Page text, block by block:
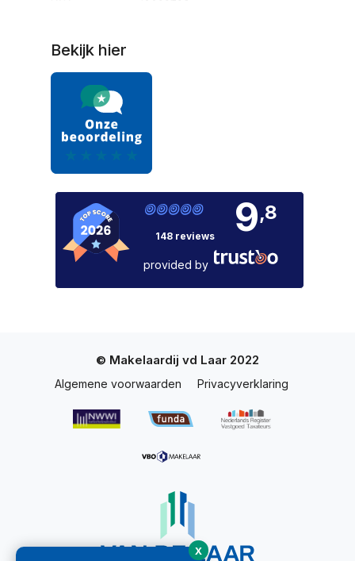
X
Bekijk hier
148 reviews 9,8
provided by
© Makelaardij vd Laar 2022
Algemene voorwaarden Privacyverklaring